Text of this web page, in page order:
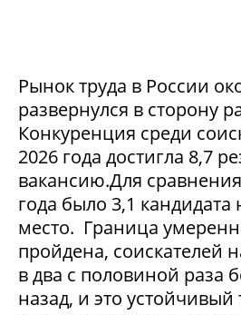
Рынок труда в России
развернулся в сторону
Конкуренция среди
2026 года достигла 8,7
вакансию.Для
года было 3,1
место. Граница
пройдена, соискателей
в два с половиной раза
назад, и это